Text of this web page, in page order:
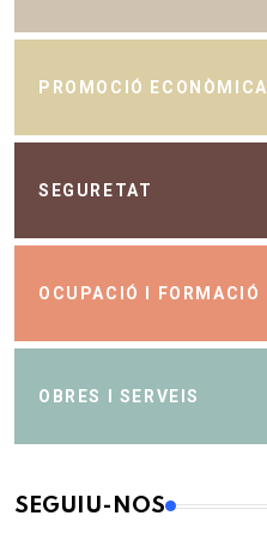
PROMOCIÓ ECONÒMICA
SEGURETAT
OCUPACIÓ I FORMACIÓ
OBRES I SERVEIS
SEGUIU-NOS